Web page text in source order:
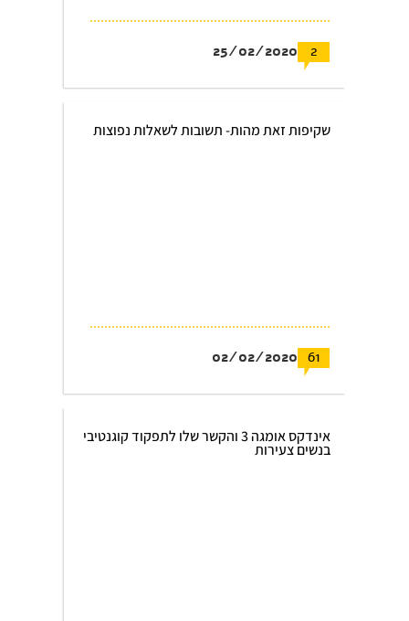
2
25/02/2020
שקיפות זאת מהות- תשובות לשאלות נפוצות
61
02/02/2020
אינדקס אומגה 3 והקשר שלו לתפקוד קוגנטיבי
בנשים צעירות